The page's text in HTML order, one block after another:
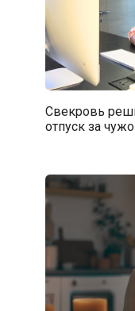
Свекровь
отпуск за